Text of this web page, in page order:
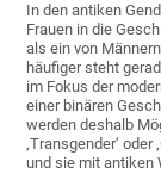
In den antiken
Frauen in die
als ein von
häufiger steht
im Fokus der
einer binären
werden deshalb
‚Transgender‘
und sie mit antiken